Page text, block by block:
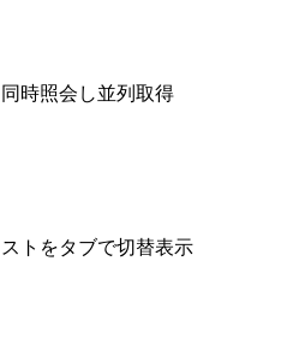
時照会し並列取得
トをタブで切替表示